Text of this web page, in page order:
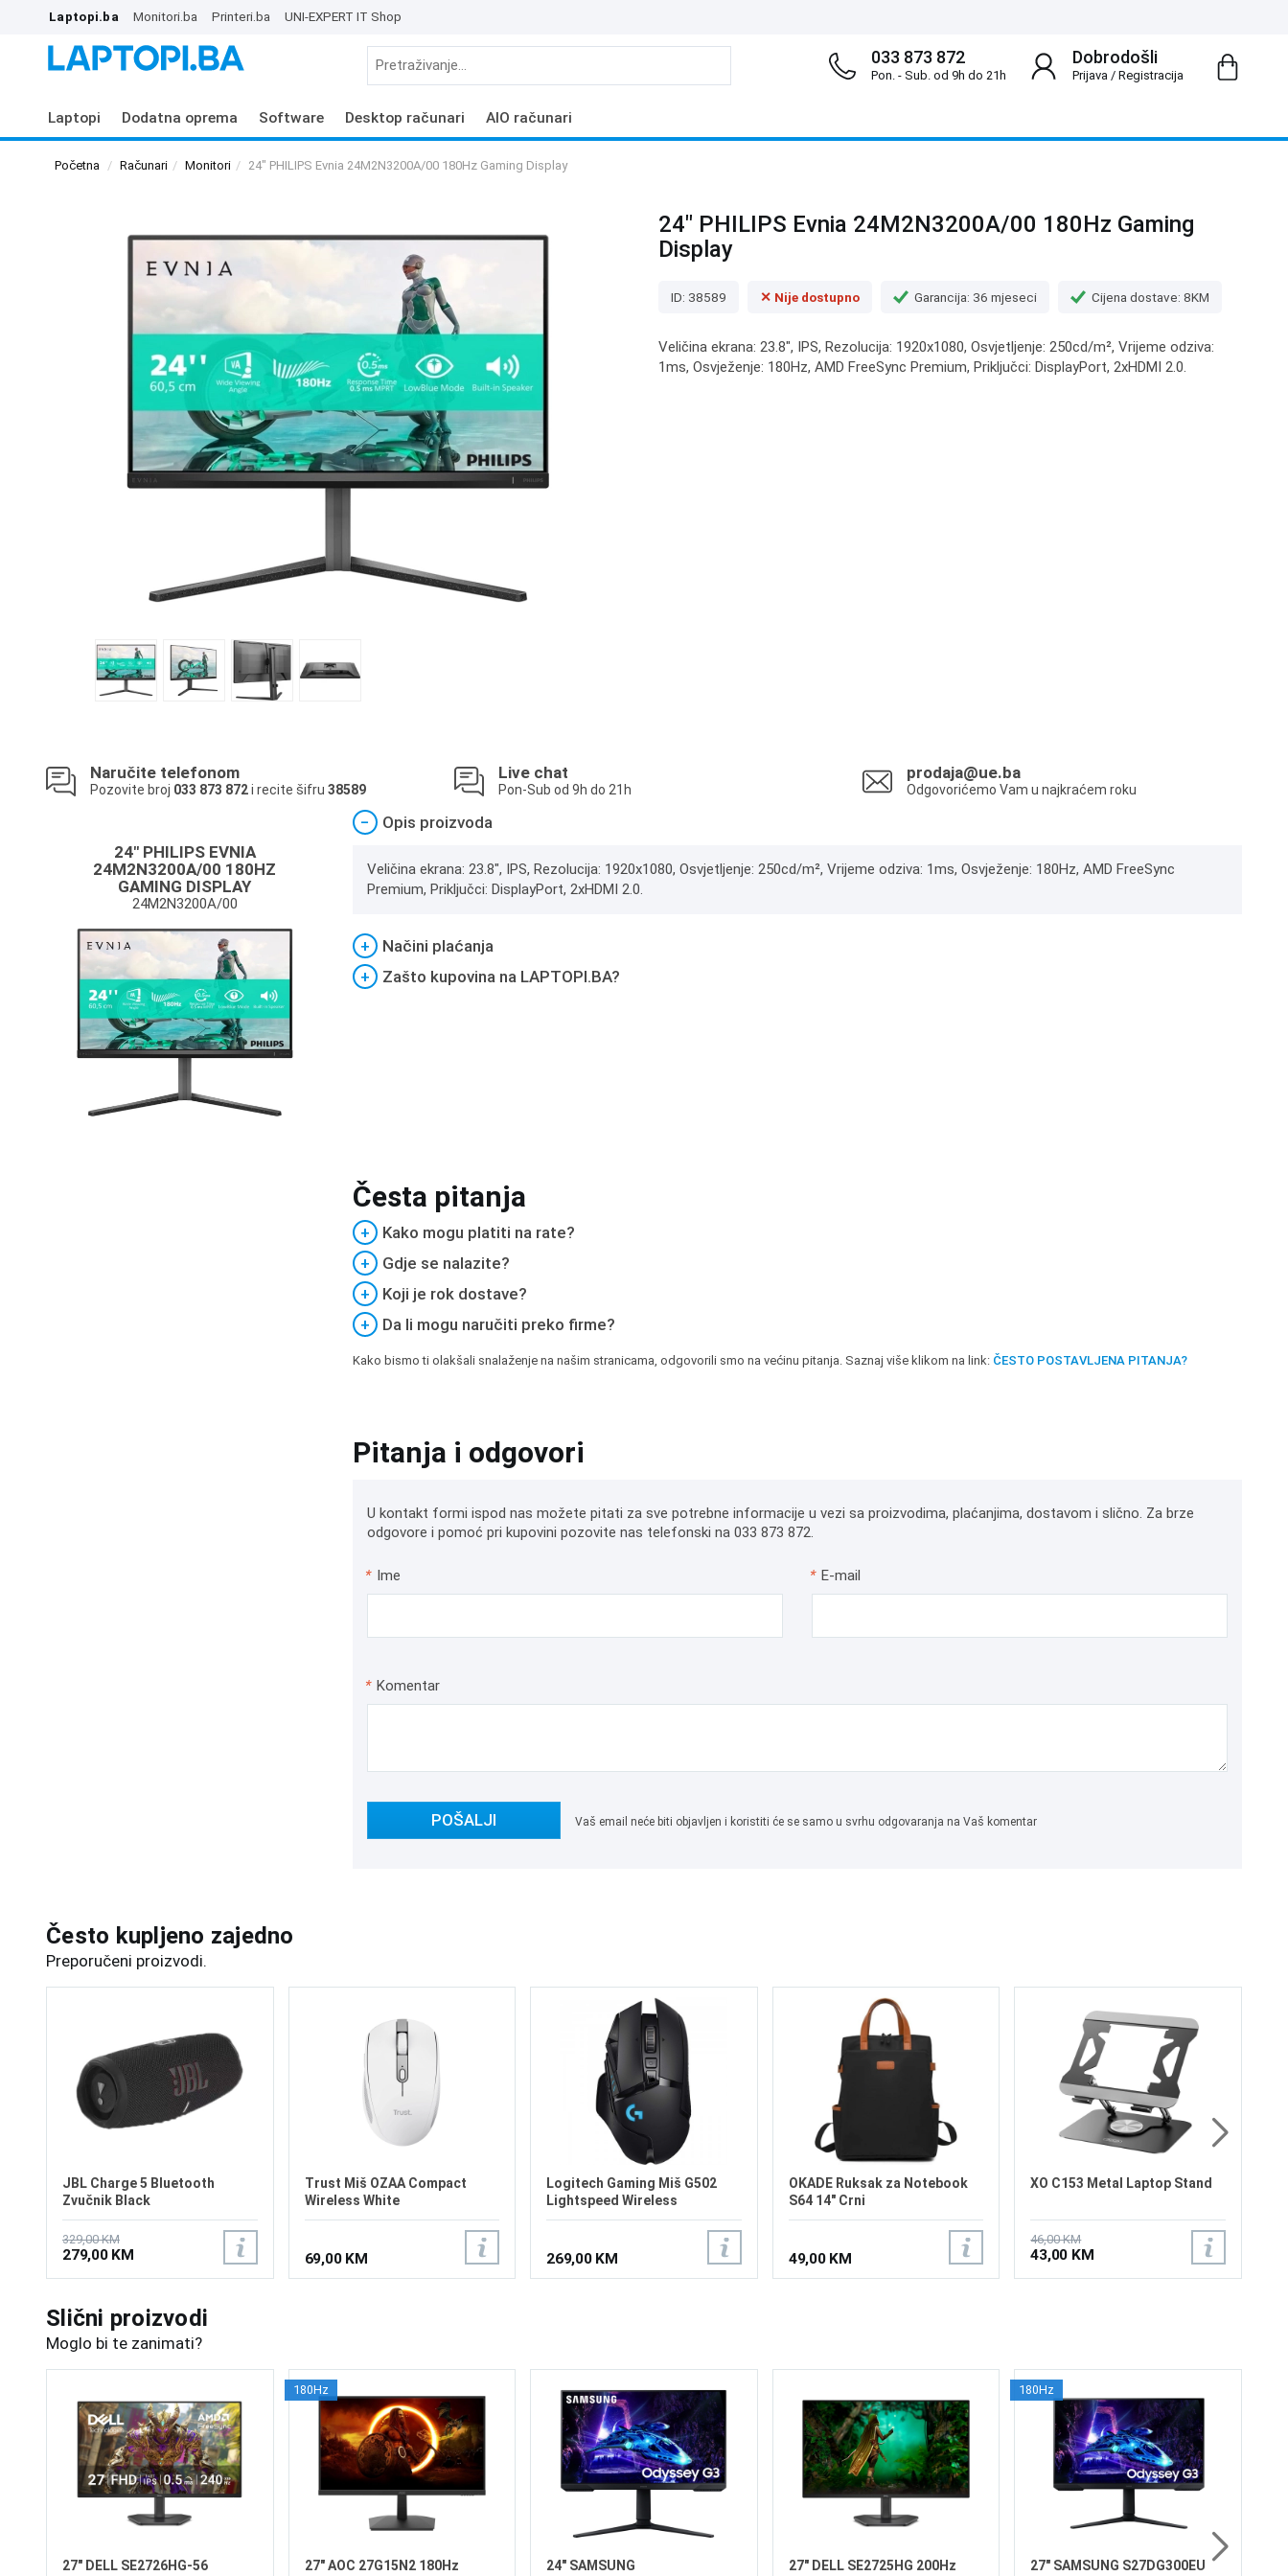
Laptopi.ba Monitori.ba Printeri.ba UNI-EXPERT IT Shop
Dobrodošli
Prijava/ Registracija
033 873 872
Pon. - Sub. od 9h do 21h
Laptopi Dodatna oprema Software Desktop računari AIO računari
Početna Računari Monitori 24" PHILIPS Evnia 24M2N3200A/00 180Hz Gaming Display
24" PHILIPS Evnia 24M2N3200A/00 180Hz Gaming
Display
ID: 38589 ✕ Nije dostupno Garancija: 36 mjeseci Cijena dostave: 8KM
Veličina ekrana: 23.8", IPS, Rezolucija: 1920x1080, Osvjetljenje: 250cd/m², Vrijeme odziva:
1ms, Osvježenje: 180Hz, AMD FreeSync Premium, Priključci: DisplayPort, 2xHDMI 2.0.
Naručite telefonom
Pozovite broj 033 873 872i recite šifru 38589
Live chat
Pon-Sub od 9h do 21h
prodaja@ue.ba
Odgovorićemo Vam u najkraćem roku
24" PHILIPS EVNIA
24M2N3200A/00 180HZ
GAMING DISPLAY
24M2N3200A/00
− Opis proizvoda
Veličina ekrana: 23.8", IPS, Rezolucija: 1920x1080, Osvjetljenje: 250cd/m², Vrijeme odziva: 1ms, Osvježenje: 180Hz, AMD FreeSync
Premium, Priključci: DisplayPort, 2xHDMI 2.0.
+
Načini plaćanja
+
Zašto kupovina na LAPTOPI.BA?
Česta pitanja
+
Kako mogu platiti na rate?
+
Gdje se nalazite?
+
Koji je rok dostave?
+
Da li mogu naručiti preko firme?
Kako bismo ti olakšali snalaženje na našim stranicama, odgovorili smo na većinu pitanja. Saznaj više klikom na link: ČESTO POSTAVLJENA PITANJA?
Pitanja i odgovori
U kontakt formi ispod nas možete pitati za sve potrebne informacije u vezi sa proizvodima, plaćanjima, dostavom i slično. Za brze
odgovore i pomoć pri kupovini pozovite nas telefonski na 033 873 872.
* Ime * E-mail
* Komentar
POŠALJI Vaš email neće biti objavljen i koristiti će se samo u svrhu odgovaranja na Vaš komentar
Često kupljeno zajedno
Preporučeni proizvodi.
JBL Charge 5 Bluetooth
Zvučnik Black
329,00 KM
279,00 KM
Trust Miš OZAA Compact
Wireless White
69,00 KM
Logitech Gaming Miš G502
Lightspeed Wireless
269,00 KM
OKADE Ruksak za Notebook
S64 14" Crni
49,00 KM
XO C153 Metal Laptop Stand
46,00 KM
43,00 KM
Slični proizvodi
Moglo bi te zanimati?
27" DELL SE2726HG-56
180Hz
27" AOC 27G15N2 180Hz
24" SAMSUNG
27" DELL SE2725HG 200Hz
180Hz
27" SAMSUNG S27DG300EU